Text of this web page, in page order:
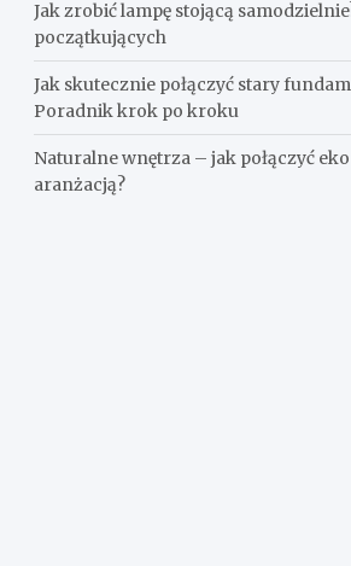
Jak zrobić lampę stojącą
początkujących
Jak skutecznie połączyć stary
Poradnik krok po kroku
Naturalne wnętrza – jak połączyć
aranżacją?